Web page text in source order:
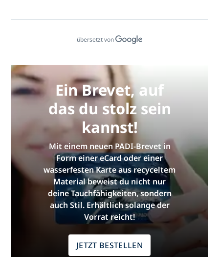
übersetzt von
Ein Brevet, auf
das du stolz sein
kannst!
Mit einem neuen PADI-Brevet in
Form einer eCard oder einer
wasserfesten Karte aus recyceltem
Material beweist du nicht nur
deine Tauchfähigkeiten, sondern
auch Stil. Erhältlich solange der
Vorrat reicht!
JETZT BESTELLEN